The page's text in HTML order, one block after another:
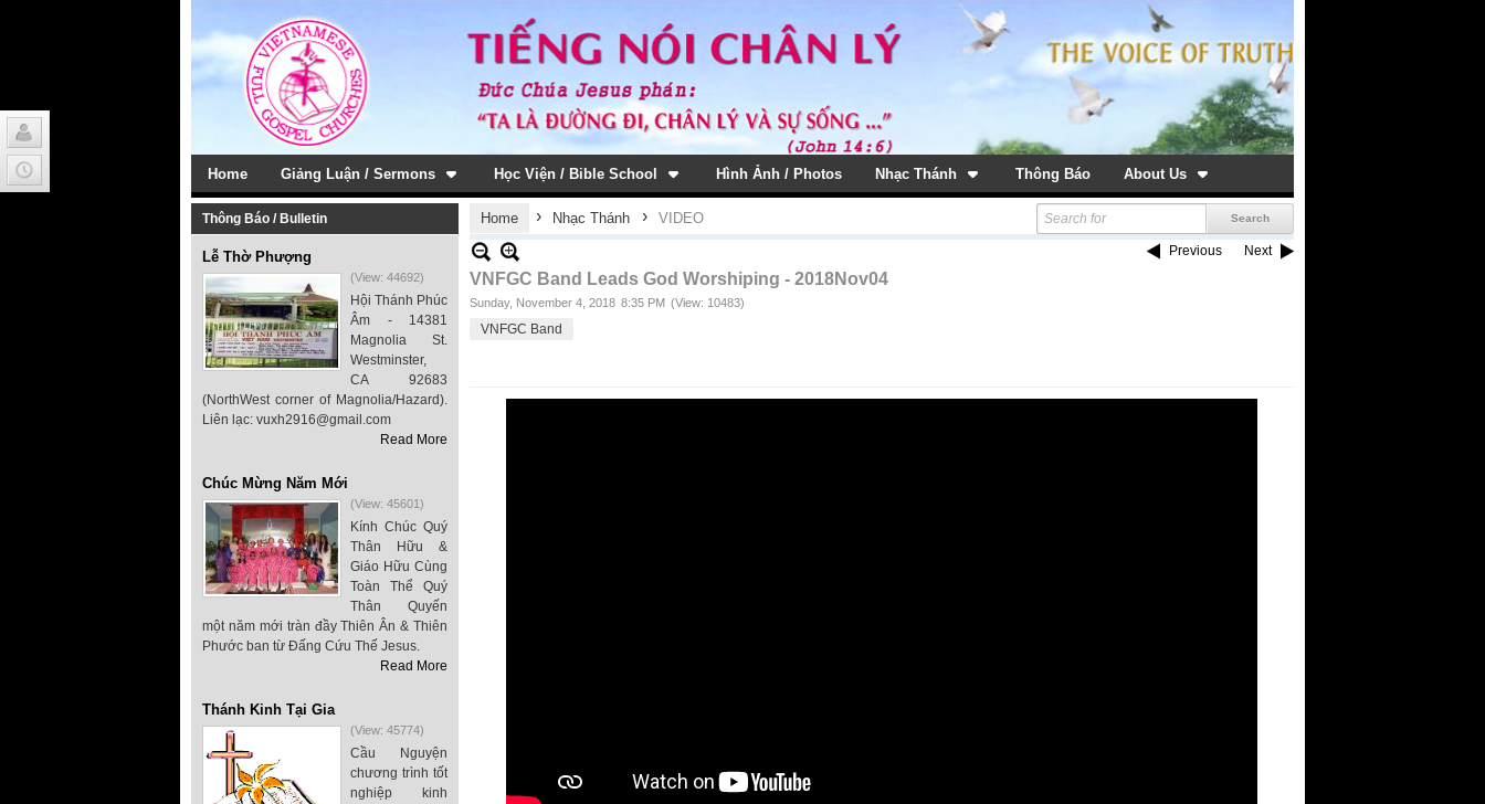
Home Giảng Luận / Sermons Học Viện / Bible School Hình Ảnh / Photos Nhạc Thánh Thông Báo About Us
Thông Báo / Bulletin
Lễ Thờ Phượng
(View: 44692)
Hội Thánh Phúc
Âm - 14381
Magnolia St.
Westminster,
CA 92683
(NorthWest corner of Magnolia/Hazard).
Liên lạc: vuxh2916@gmail.com
Read More
Chúc Mừng Năm Mới
(View: 45601)
Kính Chúc Quý
Thân Hữu &
Giáo Hữu Cùng
Toàn Thể Quý
Thân Quyến
một năm mới tràn đầy Thiên Ân & Thiên
Phước ban từ Đấng Cứu Thế Jesus.
Read More
Thánh Kinh Tại Gia
(View: 45774)
Cầu Nguyện
chương trình tốt
nghiệp kinh
Home › Nhạc Thánh › VIDEO
Previous Next
VNFGC Band Leads God Worshiping - 2018Nov04
Sunday, November 4, 2018 8:35 PM (View: 10483)
VNFGC Band